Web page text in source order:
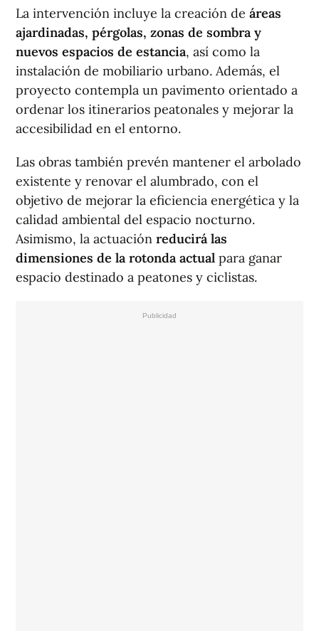
La intervención incluye la creación de áreas
ajardinadas, pérgolas, zonas de sombra y
nuevos espacios de estancia, así como la
instalación de mobiliario urbano. Además, el
proyecto contempla un pavimento orientado a
ordenar los itinerarios peatonales y mejorar la
accesibilidad en el entorno.
Las obras también prevén mantener el arbolado
existente y renovar el alumbrado, con el
objetivo de mejorar la eficiencia energética y la
calidad ambiental del espacio nocturno.
Asimismo, la actuación reducirá las
dimensiones de la rotonda actual para ganar
espacio destinado a peatones y ciclistas.